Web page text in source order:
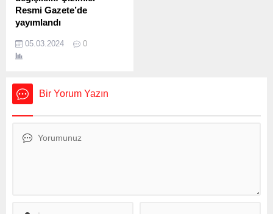
Resmi Gazete’de
yayımlandı
Yönetmeliği’nde yapılan
değişiklik Resmi Gazete’de
girdi. Yönetmeliğin eklerinde
polis ve bekçilerin
yer verildi. Emniyet
05.03.2024 0
Bir Yorum Yazın